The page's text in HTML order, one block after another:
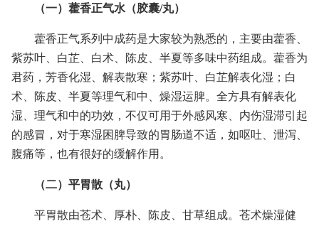
（一）藿香正气水（胶囊/丸）
藿香正气系列中成药是大家较为熟悉的，主要由藿香、
紫苏叶、白芷、白术、陈皮、半夏等多味中药组成。藿香为
君药，芳香化湿、解表散寒；紫苏叶、白芷解表化湿；白
术、陈皮、半夏等理气和中、燥湿运脾。全方具有解表化
湿、理气和中的功效，不仅可用于外感风寒、内伤湿滞引起
的感冒，对于寒湿困脾导致的胃肠道不适，如呕吐、泄泻、
腹痛等，也有很好的缓解作用。
（二）平胃散（丸）
平胃散由苍术、厚朴、陈皮、甘草组成。苍术燥湿健